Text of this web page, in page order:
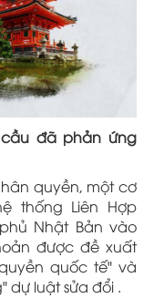
đã phản ứng
quyền, một cơ
thống Liên Hợp
Nhật Bản vào
được đề xuất
quốc tế" và
dự luật sửa đổi .